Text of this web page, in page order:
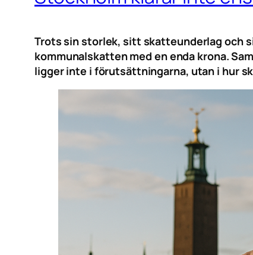
Trots sin storlek, sitt skatteunderlag och
kommunalskatten med en enda krona.
ligger inte i förutsättningarna, utan i hur